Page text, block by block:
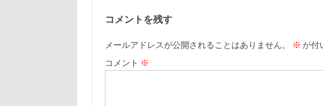
コメントを残す
メールアドレスが公開されることはありません。 ※ が付
コメント ※